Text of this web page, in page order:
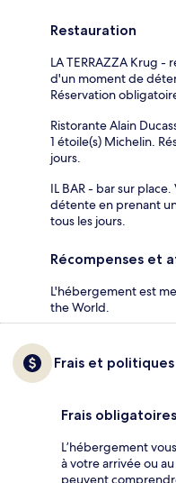
Restauration
LA TERRAZZA Krug
d'un moment de
Réservation
Ristorante Alain
1 étoile(s) Michelin.
jours.
IL BAR - bar sur
détente en prenant
tous les jours.
Récompenses et
L'hébergement est
the World.
Frais et politiques
Frais obligatoires
L’hébergement
à votre arrivée ou
peuvent